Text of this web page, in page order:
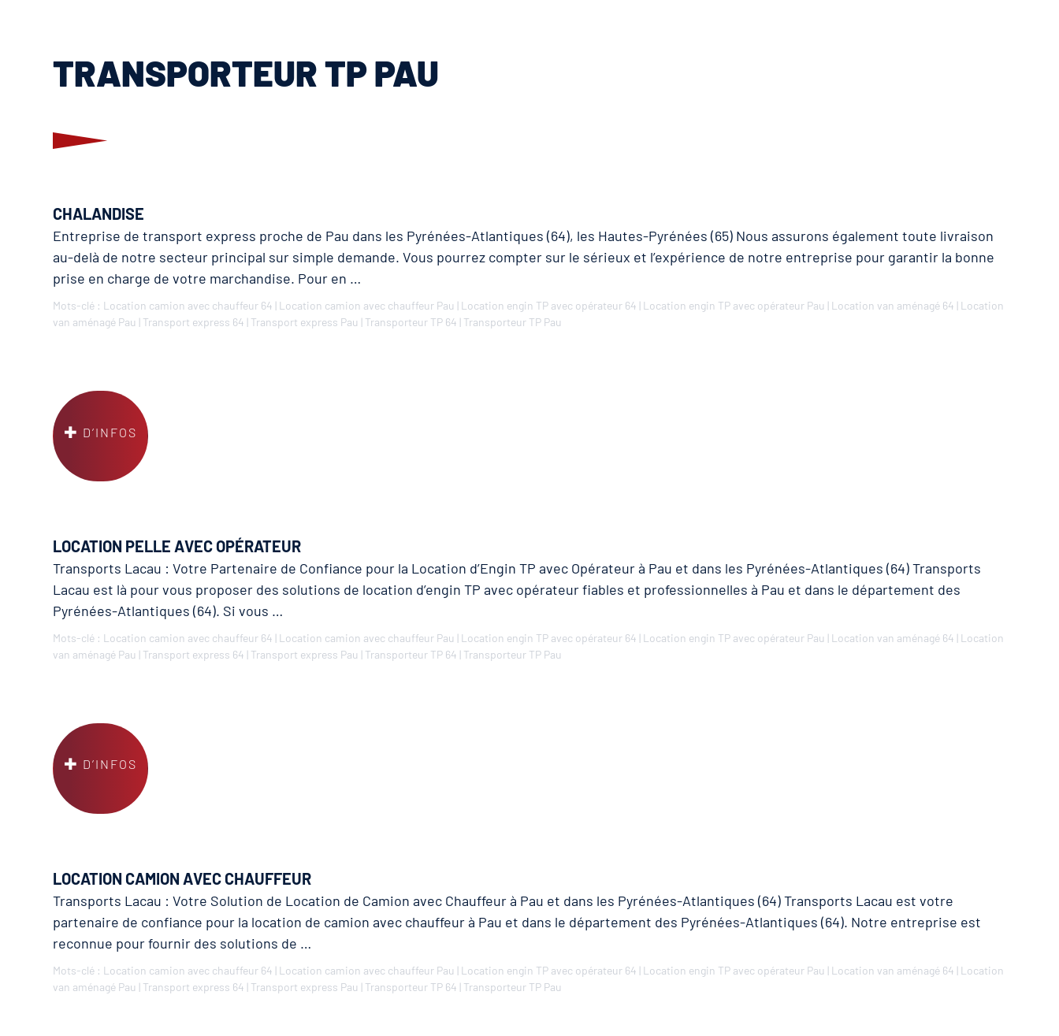
TRANSPORTEUR TP PAU
CHALANDISE
Entreprise de transport express proche de Pau dans les Pyrénées-Atlantiques (64), les Hautes-Pyrénées (65) Nous assurons également toute livraison
au-delà de notre secteur principal sur simple demande. Vous pourrez compter sur le sérieux et l’expérience de notre entreprise pour garantir la bonne
prise en charge de votre marchandise. Pour en …
Mots-clé : Location camion avec chauffeur 64 Location camion avec chauffeur Pau Location engin TP avec opérateur 64 Location engin TP avec opérateur Pau Location van aménagé 64 Location
van aménagé Pau
Transport express 64 Transport express Pau Transporteur TP 64 Transporteur TP Pau
D’INFOS
LOCATION PELLE AVEC OPÉRATEUR
Transports Lacau : Votre Partenaire de Confiance pour la Location d’Engin TP avec Opérateur à Pau et dans les Pyrénées-Atlantiques (64) Transports
Lacau est là pour vous proposer des solutions de location d’engin TP avec opérateur fiables et professionnelles à Pau et dans le département des
Pyrénées-Atlantiques (64). Si vous …
Mots-clé : Location camion avec chauffeur 64 | Location camion avec chauffeur Pau | Location engin TP avec opérateur 64 | Location engin TP avec opérateur Pau | Location van aménagé 64 | Location
van aménagé Pau | Transport express 64 | Transport express Pau | Transporteur TP 64 | Transporteur TP Pau
D’INFOS
LOCATION CAMION AVEC CHAUFFEUR
Transports Lacau : Votre Solution de Location de Camion avec Chauffeur à Pau et dans les Pyrénées-Atlantiques (64) Transports Lacau est votre
partenaire de confiance pour la location de camion avec chauffeur à Pau et dans le département des Pyrénées-Atlantiques (64). Notre entreprise est
reconnue pour fournir des solutions de …
Mots-clé : Location camion avec chauffeur 64 | Location camion avec chauffeur Pau | Location engin TP avec opérateur 64 | Location engin TP avec opérateur Pau | Location van aménagé 64 | Location
van aménagé Pau | Transport express 64 | Transport express Pau | Transporteur TP 64 | Transporteur TP Pau